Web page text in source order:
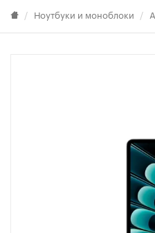
Ноутбуки и моноблоки